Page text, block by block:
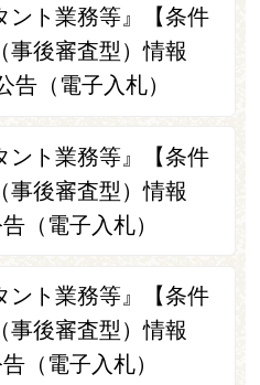
ント業務等』【条件
事後審査型）情報
告（電子入札）
ント業務等』【条件
事後審査型）情報
（電子入札）
ント業務等』【条件
事後審査型）情報
（電子入札）